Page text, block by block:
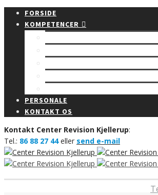
FORSIDE
KOMPETENCER
PERSONALE
KONTAKT OS
Kontakt Center Revision Kjellerup:
Tel.: 86 88 27 44eller send e-mail